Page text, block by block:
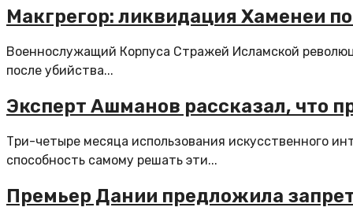
Макгрегор: ликвидация Хаменеи
Военнослужащий Корпуса Стражей Исламской
после убийства...
Эксперт Ашманов рассказал, что
Три-четыре месяца использования искусственного
способность самому решать эти...
Премьер Дании предложила